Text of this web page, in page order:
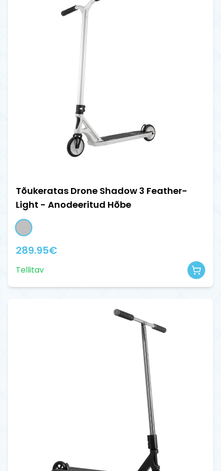
Tõukeratas Drone Shadow 3 Feather-
Light - Anodeeritud Hõbe
289.95€
Tellitav